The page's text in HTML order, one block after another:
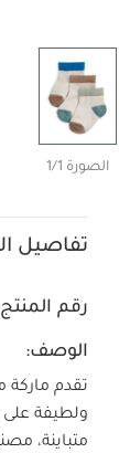
الصورة 1/1
تفاصيل
رقم المنتج
الوصف:
ولطيفة
متباينة،